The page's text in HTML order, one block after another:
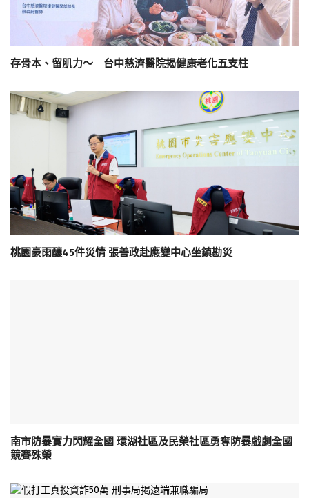
存骨本、留肌力～ 台中慈濟醫院揭健康老化五支柱
桃園豪雨釀45件災情 張善政赴應變中心坐鎮勘災
南市防暴實力閃耀全國 環湖社區及民榮社區勇奪防暴戲劇全國
競賽殊榮